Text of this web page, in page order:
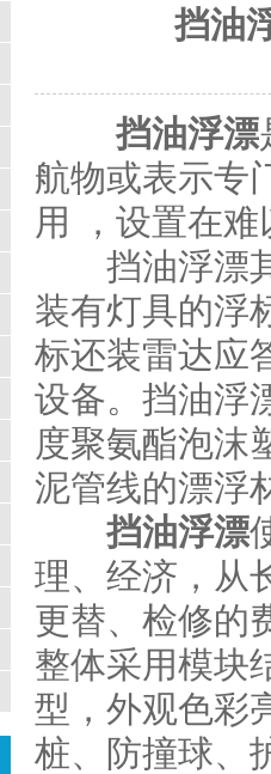
挡油
挡油浮漂
航物或表示专
用 ，设置在
挡油浮漂其
装有灯具的浮
标还装雷达应
设备。挡油浮
度聚氨酯泡沫
泥管线的漂浮
挡油浮漂
理、经济，从
更替、检修的
整体采用模块
型，外观色彩
桩、防撞球、